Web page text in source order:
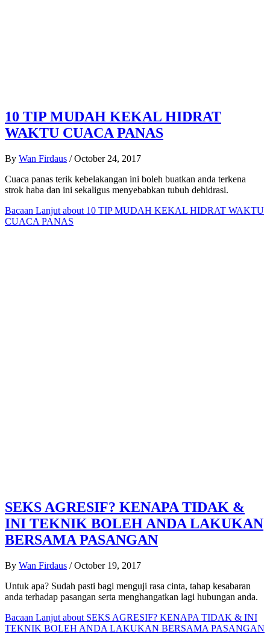
10 TIP MUDAH KEKAL HIDRAT
WAKTU CUACA PANAS
By Wan Firdaus / October 24, 2017
Cuaca panas terik kebelakangan ini boleh buatkan anda terkena
strok haba dan ini sekaligus menyebabkan tubuh dehidrasi.
Bacaan Lanjut about 10 TIP MUDAH KEKAL HIDRAT WAKTU
CUACA PANAS
SEKS AGRESIF? KENAPA TIDAK &
INI TEKNIK BOLEH ANDA LAKUKAN
BERSAMA PASANGAN
By Wan Firdaus / October 19, 2017
Untuk apa? Sudah pasti bagi menguji rasa cinta, tahap kesabaran
anda terhadap pasangan serta menghangatkan lagi hubungan anda.
Bacaan Lanjut about SEKS AGRESIF? KENAPA TIDAK & INI
TEKNIK BOLEH ANDA LAKUKAN BERSAMA PASANGAN